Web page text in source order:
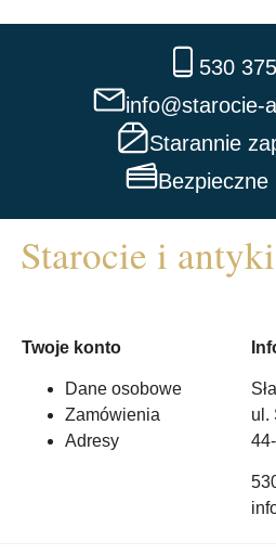
530
info@starocie-
Starannie
Bezpieczne
Twoje konto
Dane osobowe
Zamówienia
Adresy
ul.